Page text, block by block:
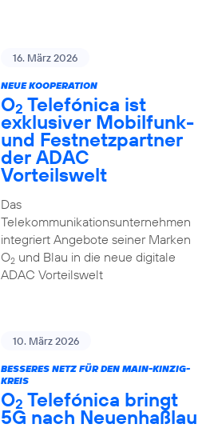
16. März 2026
NEUE KOOPERATION
O2 Telefónica ist
exklusiver Mobilfunk-
und Festnetzpartner
der ADAC
Vorteilswelt
Das
Telekommunikationsunternehmen
integriert Angebote seiner Marken
O2und Blau in die neue digitale
ADAC Vorteilswelt
10. März 2026
BESSERES NETZ FÜR DEN MAIN-KINZIG-
KREIS
O2 Telefónica bringt
5G nach Neuenhaßlau